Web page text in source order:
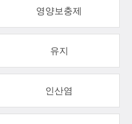
영양보충제
유지
인산염